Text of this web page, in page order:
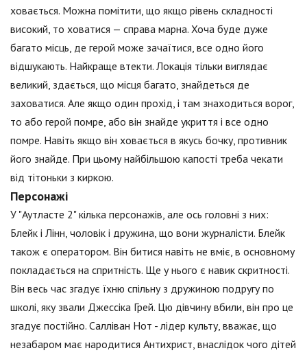
ховається. Можна помітити, що якщо рівень складності
високий, то ховатися — справа марна. Хоча буде дуже
багато місць, де герой може зачаїтися, все одно його
відшукають. Найкраще втекти. Локація тільки виглядає
великий, здається, що місця багато, знайдеться де
заховатися. Але якщо один прохід, і там знаходиться ворог,
то або герой помре, або він знайде укриття і все одно
помре. Навіть якщо він ховається в якусь бочку, противник
його знайде. При цьому найбільшою капості треба чекати
від тітоньки з киркою.
Персонажі
У "Аутласте 2" кілька персонажів, але ось головні з них:
Блейк і Лінн, чоловік і дружина, що вони журналісти. Блейк
також є оператором. Він битися навіть не вміє, в основному
покладається на спритність. Ще у нього є навик скритності.
Він весь час згадує їхню спільну з дружиною подругу по
школі, яку звали Джессіка Грей. Цю дівчину вбили, він про це
згадує постійно. Салліван Нот - лідер культу, вважає, що
незабаром має народитися Антихрист, внаслідок чого дітей